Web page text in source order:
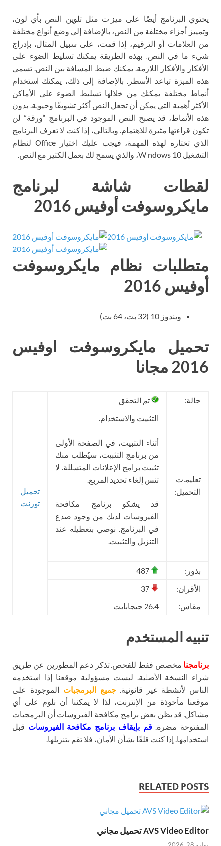
يحتوي البرنامج أيضًا على ميزات مثل تلوين النص بأي لون،
وتمييز أجزاء مختلفة من النص، بالإضافة إلى وضع أنواع مختلفة
من العلامات أو الترقيم، إذا قمت، على سبيل المثال، بإدراج
شيء ما في النص، بهذه الطريقة يمكنك تسليط الضوء على
الأفكار والأفكار اللازمة. يمكنك ضبط المسافة بين النص. تسمى
هذه الميزة تباعد الأسطر. بالإضافة إلى ذلك، يمكنك استخدام
أنماط مختلفة يمكنك من خلالها تسليط الضوء على الأماكن
الأكثر أهمية التي يمكن أن تجعل النص أكثر تشويقًا وحيوية. بدون
هذه الأنماط، قد يصبح النص الموجود في البرنامج “ورقة” لن
تكون قراءتها مثيرة للاهتمام. وبالتالي، إذا كنت لا تعرف البرنامج
الذي تختاره لهذه المهمة، فيجب عليك اختيار Office لنظام
التشغيل Windows 10، والذي يسمح لك بعمل الكثير مع النص.
لقطات شاشة لبرنامج
مايكروسوفت أوفيس 2016
متطلبات نظام مايكروسوفت
أوفيس 2016
ويندوز 10 (32 بت، 64 بت)
تحميل مايكروسوفت اوفيس
2016 مجانا
حالة: تم التحقق
تحميل
تورنت
تعليمات
التحميل:
التثبيت والاستخدام.
أثناء التثبيت، في الصفحة الأولى
من برنامج التثبيت، سيُطلب منك
تثبيت برامج الإعلانات المتسللة. لا
تنس إلغاء تحديد المربع.
قد يشكو برنامج مكافحة
الفيروسات لديك من وجود صدع
في البرنامج. نوصي بتعطيله عند
التنزيل والتثبيت.
بذور:
الأقران:
مقاس:
26.4 جيجابايت
تنبيه المستخدم
برنامجنا مخصص فقط للفحص. تذكر دعم المطورين عن طريق
شراء النسخة الأصلية. ليست مسؤولية موقعنا إذا استخدمه
الناس لأنشطة غير قانونية.جميع البرمجيات الموجودة على
موقعنا مأخوذة من الإنترنت، لذا لا يمكننا أن نلوم على أي
مشاكل. قد يظن بعض برامج مكافحة الفيروسات أن البرمجيات
المفتوحة مضرة.قم بإيقاف برنامج مكافحة الفيروسات قبل
استخدامها. إذا كنت قلقًا بشأن الأمان، فلا تقم بتنزيلها.
RELATED POSTS
AVS Video Editor تحميل مجاني